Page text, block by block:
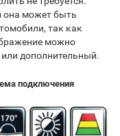
она может быть
так как
можно
дополнительный.
подключения